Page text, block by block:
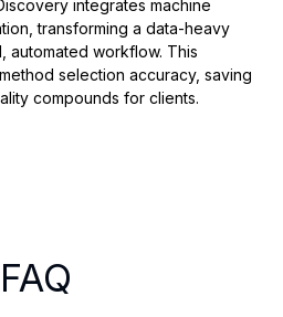
integrates machine
transforming a data-heavy
automated workflow. This
selection accuracy, saving
compounds for clients.
FAQ